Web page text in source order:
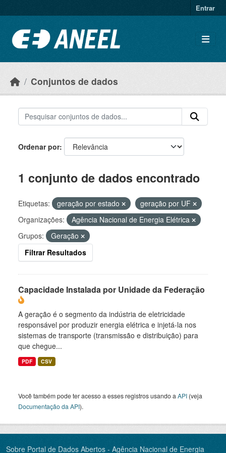
Entrar
Conjuntos de dados
Ordenar por
1 conjunto de dados encontrado
Etiquetas: geração por estado
geração por UF
Organizações:
Agência Nacional de Energia Elétrica
Grupos:
Geração
Filtrar Resultados
Capacidade Instalada por Unidade da Federação
A geração é o segmento da indústria de eletricidade
responsável por produzir energia elétrica e injetá-la nos
sistemas de transporte (transmissão e distribuição) para
que chegue...
PDF CSV
Você também pode ter acesso a esses registros usando a API (veja
Documentação da API).
Sobre Portal de Dados Abertos - Agência Nacional de Energia